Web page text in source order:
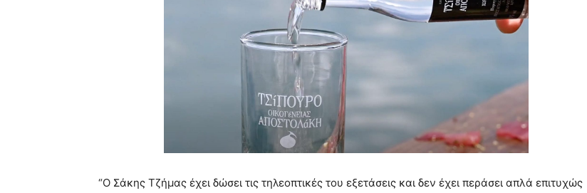
“Ο Σάκης Τζήμας έχει δώσει τις τηλεοπτικές του εξετάσεις και δεν έχει περάσει απλά επιτυχώς